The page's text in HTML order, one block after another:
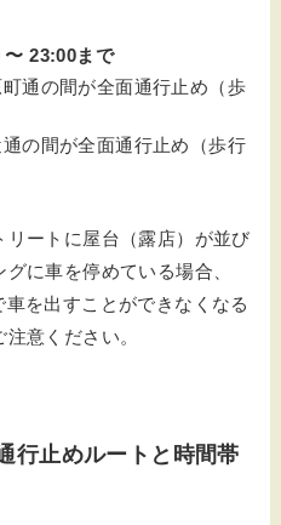
〜 23:00まで
通の間が全面通行止め（歩
の間が全面通行止め（歩行
ートに屋台（露店）が並び
に車を停めている場合、
を出すことができなくなる
意ください。
行止めルートと時間帯